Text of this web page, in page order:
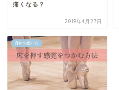
痛くなる？
2019年4月27日
身体の使い方